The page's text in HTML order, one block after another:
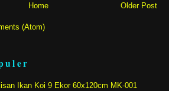
Older Post
Home
(Atom)
Ikan Koi 9 Ekor 60x120cm MK-001